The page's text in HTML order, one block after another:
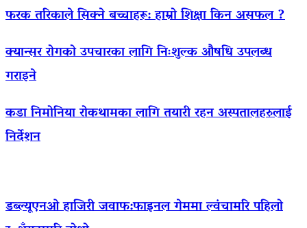
फरक तरिकाले सिक्ने बच्चाहरू: हाम्रो शिक्षा किन असफल ?
क्यान्सर रोगको उपचारका लागि निःशुल्क औषधि उपलब्ध
गराइने
कडा निमोनिया रोकथामका लागि तयारी रहन अस्पतालहरुलाई
निर्देशन
डब्ल्यूएनओ हाजिरी जवाफ:फाइनल गेममा ल्वंचामरि पहिलो